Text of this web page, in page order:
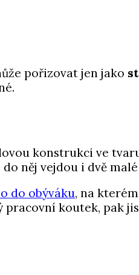
pořizovat jen jako
konstrukci ve
něj vejdou i dvě
do obýváku, na
koutek, pak